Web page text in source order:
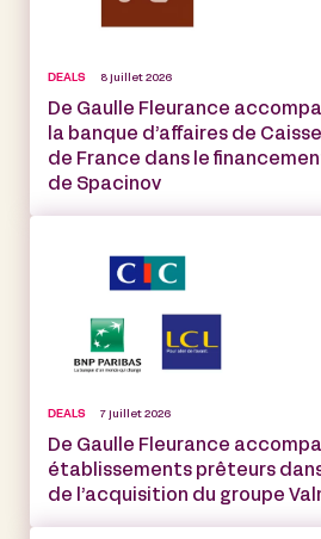
DEALS 8 juillet 2026
De Gaulle Fleurance
la banque d’affaires de
de France dans le
de Spacinov
DEALS 7 juillet 2026
De Gaulle Fleurance
établissements prêteurs
de l’acquisition du groupe